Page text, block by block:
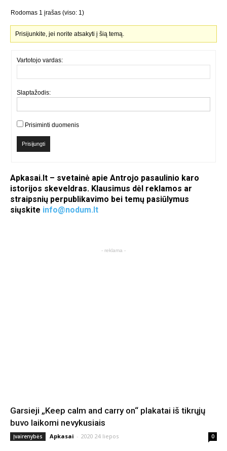
Rodomas 1 įrašas (viso: 1)
Prisijunkite, jei norite atsakyti į šią temą.
Vartotojo vardas:
Slaptažodis:
Prisiminti duomenis
Prisijungti
Apkasai.lt – svetainė apie Antrojo pasaulinio karo
istorijos skeveldras. Klausimus dėl reklamos ar
straipsnių perpublikavimo bei temų pasiūlymus
siųskite info@nodum.lt
- reklama -
Garsieji „Keep calm and carry on“ plakatai iš tikrųjų
buvo laikomi nevykusiais
Įvairenybės Apkasai - 2020 24 liepos 0